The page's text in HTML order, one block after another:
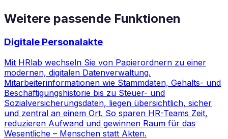
Weitere passende Funktionen
Digitale Personalakte
Mit HRlab wechseln Sie von Papierordnern zu einer
modernen, digitalen Datenverwaltung.
Mitarbeiterinformationen wie Stammdaten, Gehalts- und
Beschäftigungshistorie bis zu Steuer- und
Sozialversicherungsdaten, liegen übersichtlich, sicher
und zentral an einem Ort. So sparen HR-Teams Zeit,
reduzieren Aufwand und gewinnen Raum für das
Wesentliche – Menschen statt Akten.